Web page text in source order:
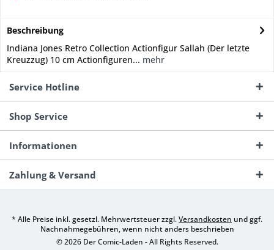
Beschreibung
Indiana Jones Retro Collection Actionfigur Sallah (Der letzte
Kreuzzug) 10 cm Actionfiguren... mehr
Service Hotline
Shop Service
Informationen
Zahlung & Versand
* Alle Preise inkl. gesetzl. Mehrwertsteuer zzgl.Versandkosten und ggf.
Nachnahmegebühren, wenn nicht anders beschrieben
© 2026 Der Comic-Laden - All Rights Reserved.